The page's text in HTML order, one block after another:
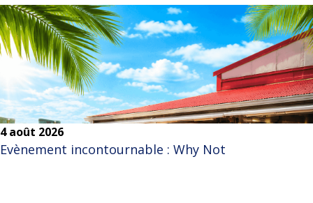
4 août 2026
Evènement incontournable : Why Not